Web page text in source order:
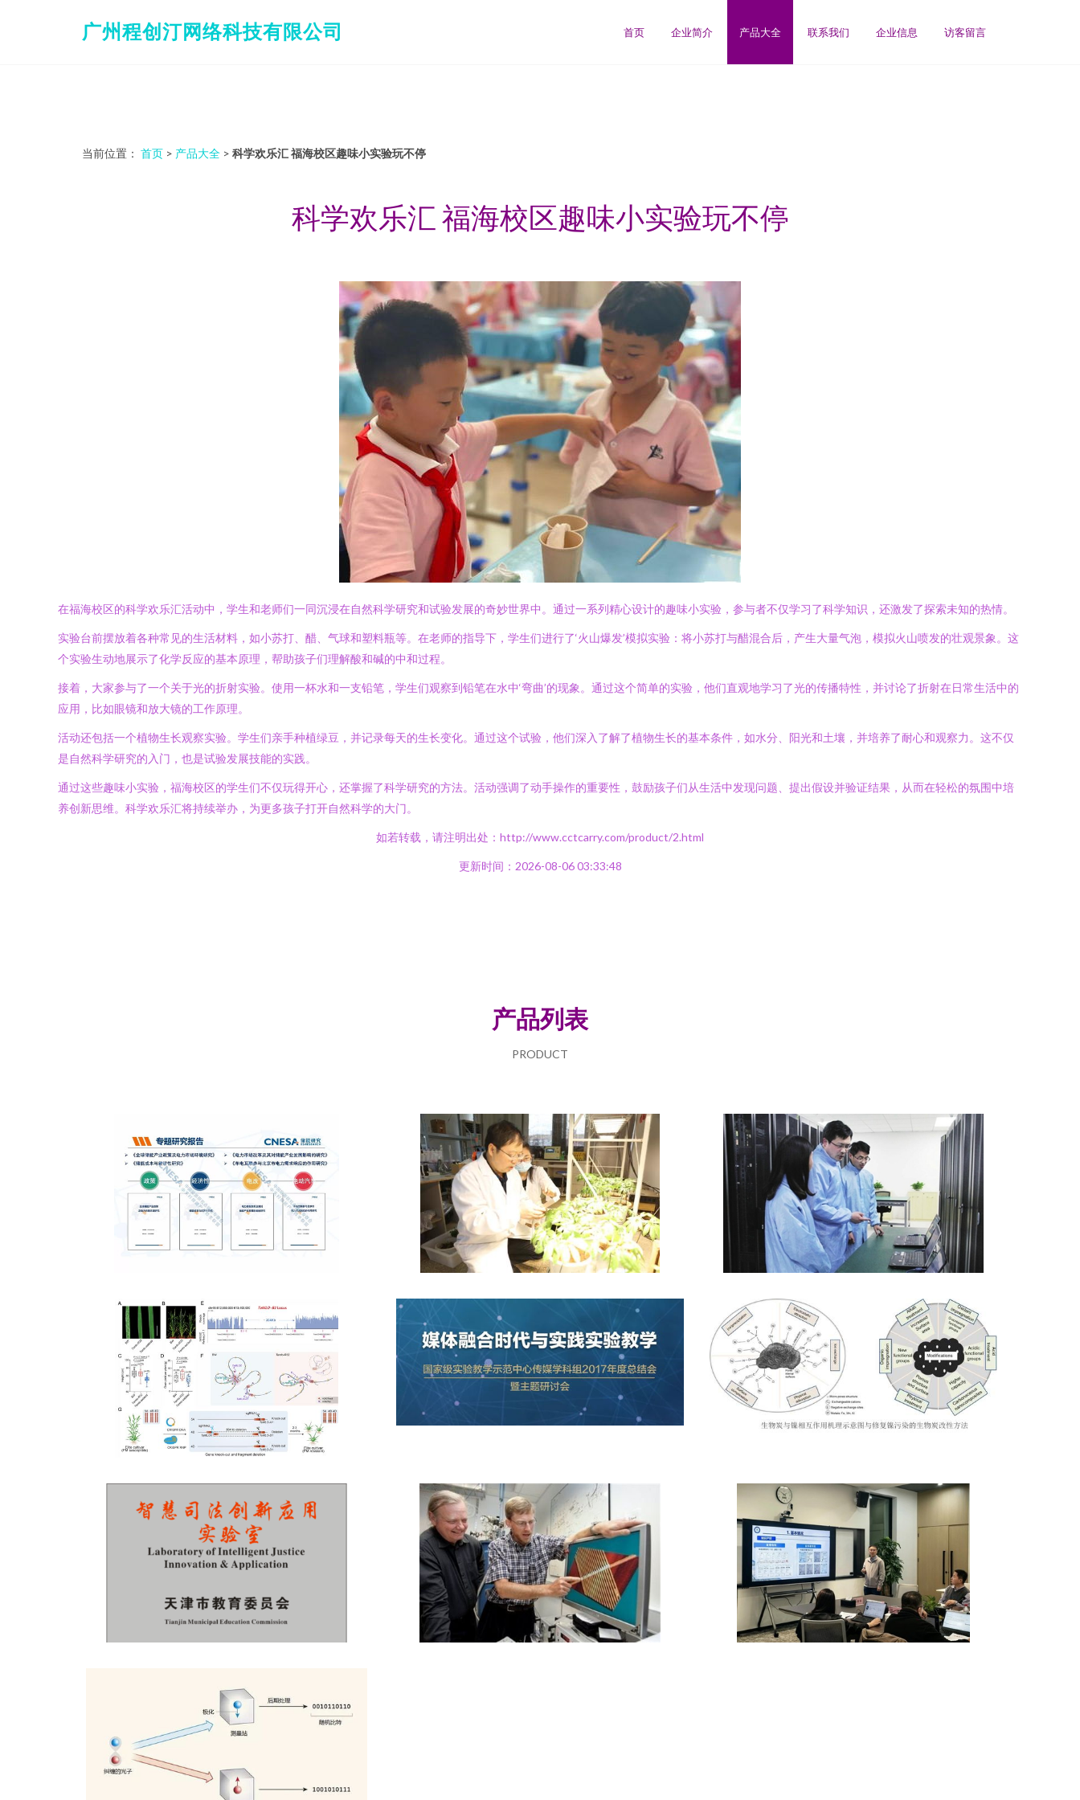
广州程创汀网络科技有限公司 首页 企业简介 产品大全 联系我们 企业信息 访客留言
当前位置： 首页 > 产品大全 > 科学欢乐汇 福海校区趣味小实验玩不停
科学欢乐汇 福海校区趣味小实验玩不停
在福海校区的科学欢乐汇活动中，学生和老师们一同沉浸在自然科学研究和试验发展的奇妙世界中。通过一系列精心设计的趣味小实验，参与者不仅学习了科学知识，还激发了探索未知的热情。
实验台前摆放着各种常见的生活材料，如小苏打、醋、气球和塑料瓶等。在老师的指导下，学生们进行了‘火山爆发’模拟实验：将小苏打与醋混合后，产生大量气泡，模拟火山喷发的壮观景象。这
个实验生动地展示了化学反应的基本原理，帮助孩子们理解酸和碱的中和过程。
接着，大家参与了一个关于光的折射实验。使用一杯水和一支铅笔，学生们观察到铅笔在水中‘弯曲’的现象。通过这个简单的实验，他们直观地学习了光的传播特性，并讨论了折射在日常生活中的
应用，比如眼镜和放大镜的工作原理。
活动还包括一个植物生长观察实验。学生们亲手种植绿豆，并记录每天的生长变化。通过这个试验，他们深入了解了植物生长的基本条件，如水分、阳光和土壤，并培养了耐心和观察力。这不仅
是自然科学研究的入门，也是试验发展技能的实践。
通过这些趣味小实验，福海校区的学生们不仅玩得开心，还掌握了科学研究的方法。活动强调了动手操作的重要性，鼓励孩子们从生活中发现问题、提出假设并验证结果，从而在轻松的氛围中培
养创新思维。科学欢乐汇将持续举办，为更多孩子打开自然科学的大门。
如若转载，请注明出处：http://www.cctcarry.com/product/2.html
更新时间：2026-08-06 03:33:48
产品列表
PRODUCT